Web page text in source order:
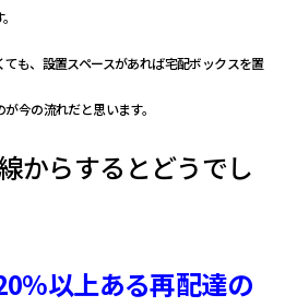
も、設置スペースがあれば宅配ボックスを置
今の流れだと思います。
からするとどうでし
以上ある再配達の